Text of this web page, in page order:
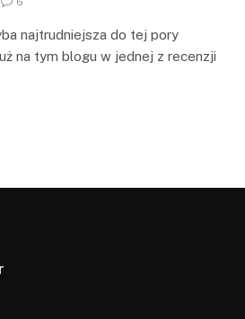
najtrudniejsza do tej pory
na tym blogu w jednej z recenzji